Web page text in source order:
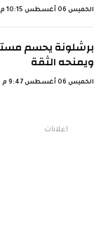
الخميس 06 أغسطس 10:15 م
برشلونة يحسم
ويمنحه الثقة
الخميس 06 أغسطس 9:47 م
اعلانات